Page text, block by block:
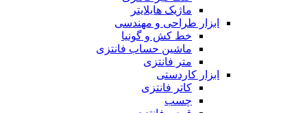
ماژیک هایلایتر
ابزار طراحی و مهندسی
خط کش و گونیا
ماشین حساب فانتزی
متر فانتزی
ابزار کاردستی
کاتر فانتزی
چسب